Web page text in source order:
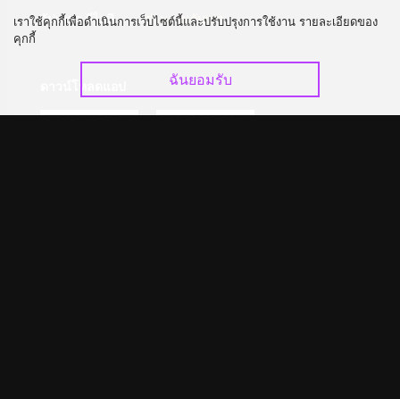
อัปเกรด วีไอพี
ร่วมงานกับเรา
เราใช้คุกกี้เพื่อดำเนินการเว็บไซต์นี้และปรับปรุงการใช้งาน รายละเอียดของ
คุกกี้
ฉันยอมรับ